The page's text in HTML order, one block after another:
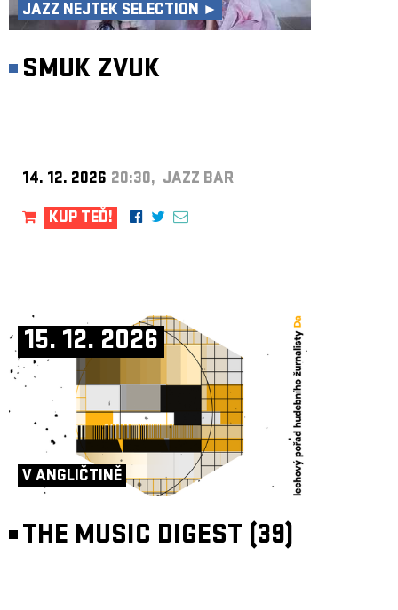
JAZZ NEJTEK SELECTION ►
SMUK ZVUK
14. 12. 2026 20:30, JAZZ BAR
KUP TEĎ!
15. 12. 2026
V ANGLIČTINĚ
THE MUSIC DIGEST (39)